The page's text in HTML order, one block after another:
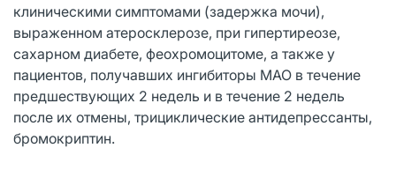
клиническими симптомами (задержка мочи),
выраженном атеросклерозе, при гипертиреозе,
сахарном диабете, феохромоцитоме, а также у
пациентов, получавших ингибиторы МАО в течение
предшествующих 2 недель и в течение 2 недель
после их отмены, трициклические антидепрессанты,
бромокриптин.